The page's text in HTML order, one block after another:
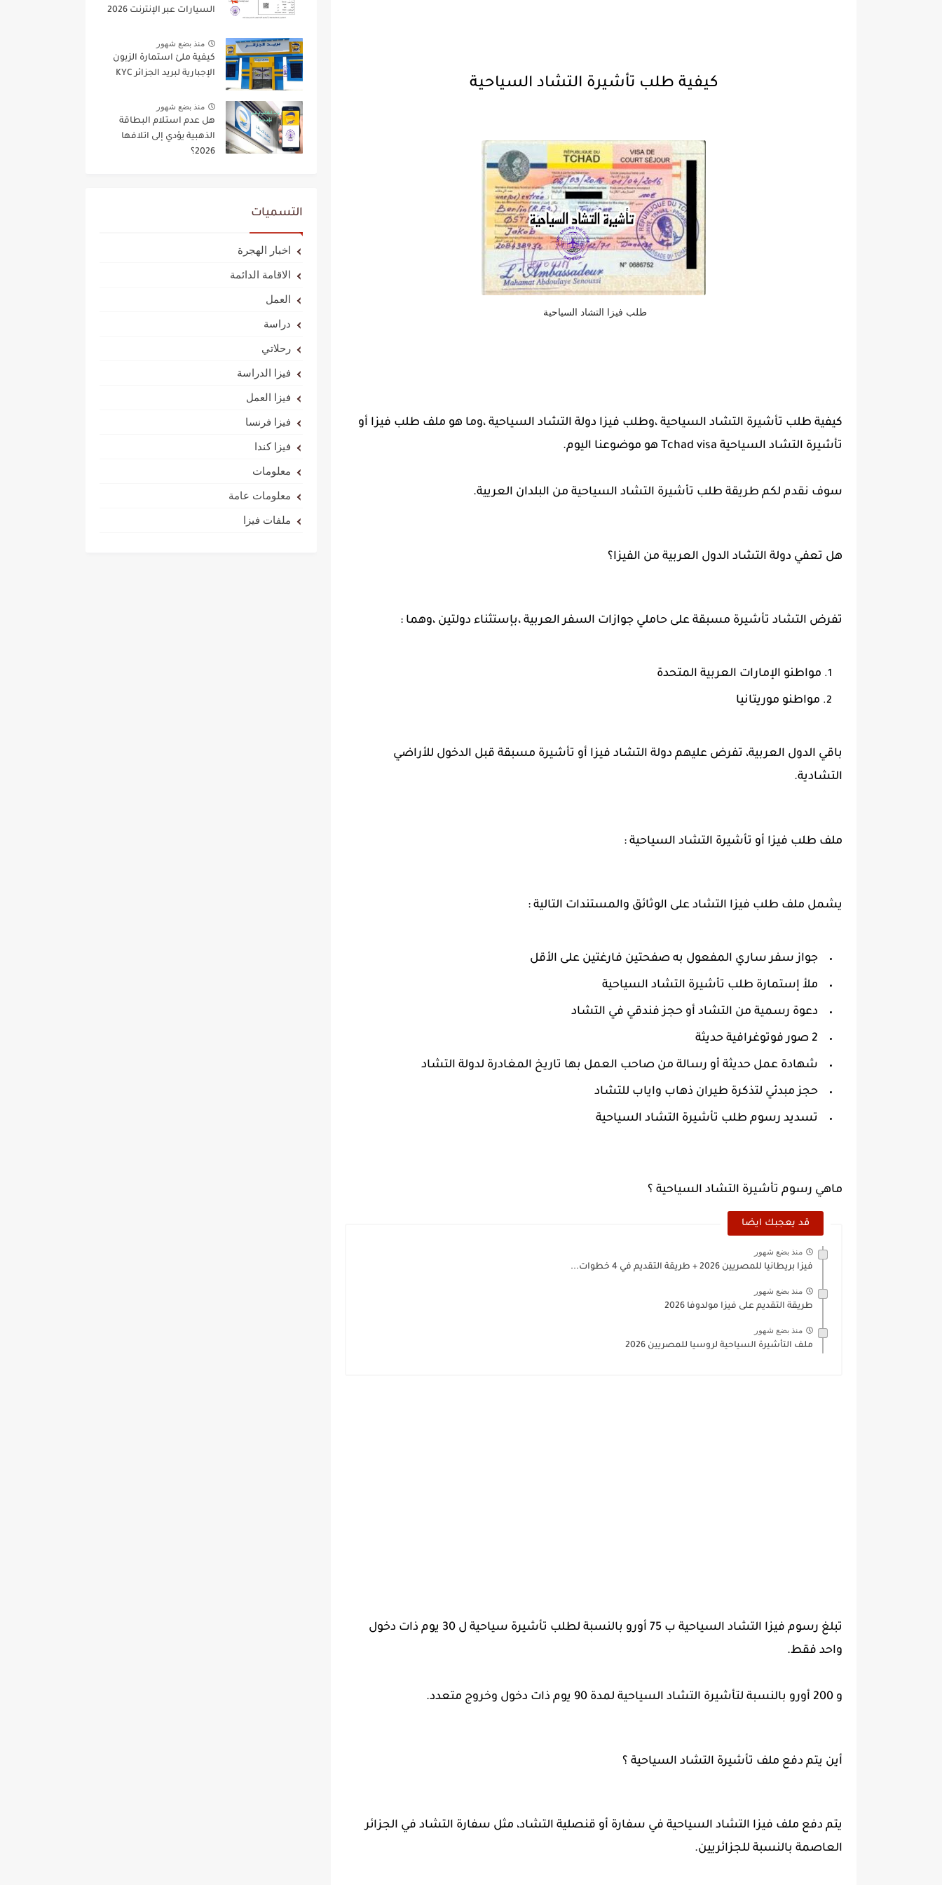
كيفية طلب تأشيرة التشاد السياحية
طلب فيزا التشاد السياحية
كيفية طلب تأشيرة التشاد السياحية ،وطلب فيزا دولة التشاد السياحية ،وما هو ملف طلب فيزا أو
تأشيرة التشاد السياحية Tchad visa هو موضوعنا اليوم.
سوف نقدم لكم طريقة طلب تأشيرة التشاد السياحية من البلدان العريية.
هل تعفي دولة التشاد الدول العربية من الفيزا؟
تفرض التشاد تأشيرة مسبقة على حاملي جوازات السفر العربية ،بإستثناء دولتين ،وهما :
مواطنو الإمارات العربية المتحدة
مواطنو موريتانيا
باقي الدول العربية، تفرض عليهم دولة التشاد فيزا أو تأشيرة مسبقة قبل الدخول للأراضي
التشادية.
ملف طلب فيزا أو تأشيرة التشاد السياحية :
يشمل ملف طلب فيزا التشاد على الوثائق والمستندات التالية :
جواز سفر ساري المفعول به صفحتين فارغتين على الأقل
ملأ إستمارة طلب تأشيرة التشاد السياحية
دعوة رسمية من التشاد أو حجز فندقي في التشاد
2 صور فوتوغرافية حديثة
شهادة عمل حديثة أو رسالة من صاحب العمل بها تاريخ المغادرة لدولة التشاد
حجز مبدئي لتذكرة طيران ذهاب واياب للتشاد
تسديد رسوم طلب تأشيرة التشاد السياحية
ماهي رسوم تأشيرة التشاد السياحية ؟
قد يعجبك ايضا
منذ بضع شهور
فيزا بريطانيا للمصريين 2026 + طريقة التقديم في 4 خطوات...
منذ بضع شهور
طريقة التقديم على فيزا مولدوفا 2026
منذ بضع شهور
ملف التأشيرة السياحية لروسيا للمصريين 2026
تبلغ رسوم فيزا التشاد السياحية ب 75 أورو بالنسبة لطلب تأشيرة سياحية ل 30 يوم ذات دخول
واحد فقط.
و 200 أورو بالنسبة لتأشيرة التشاد السياحية لمدة 90 يوم ذات دخول وخروج متعدد.
أين يتم دفع ملف تأشيرة التشاد السياحية ؟
يتم دفع ملف فيزا التشاد السياحية في سفارة أو قنصلية التشاد، مثل سفارة التشاد في الجزائر
العاصمة بالنسبة للجزائريين.
السيارات عبر الإنترنت 2026
منذ بضع شهور
كيفية ملئ استمارة الزبون
الإجبارية لبريد الجزائر KYC
منذ بضع شهور
هل عدم استلام البطاقة
الذهبية يؤدي إلى اتلافها
2026؟
التسميات
اخبار الهجرة
الاقامة الدائمة
العمل
دراسة
رحلاتي
فيزا الدراسة
فيزا العمل
فيزا فرنسا
فيزا كندا
معلومات
معلومات عامة
ملفات فيزا